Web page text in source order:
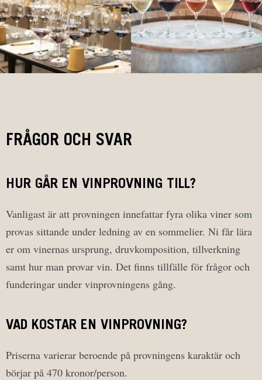
FRÅGOR OCH SVAR
HUR GÅR EN VINPROVNING TILL?
Vanligast är att provningen innefattar fyra olika viner som
provas sittande under ledning av en sommelier. Ni får lära
er om vinernas ursprung, druvkomposition, tillverkning
samt hur man provar vin. Det finns tillfälle för frågor och
funderingar under vinprovningens gång.
VAD KOSTAR EN VINPROVNING?
Priserna varierar beroende på provningens karaktär och
börjar på 470 kronor/person.